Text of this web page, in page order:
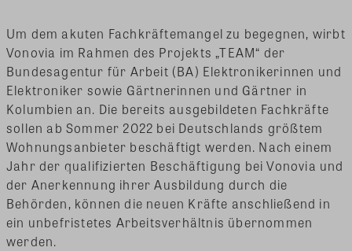
Um dem akuten Fachkräftemangel zu begegnen, wirbt
Vonovia im Rahmen des Projekts „TEAM“ der
Bundesagentur für Arbeit (BA) Elektronikerinnen und
Elektroniker sowie Gärtnerinnen und Gärtner in
Kolumbien an. Die bereits ausgebildeten Fachkräfte
sollen ab Sommer 2022 bei Deutschlands größtem
Wohnungsanbieter beschäftigt werden. Nach einem
Jahr der qualifizierten Beschäftigung bei Vonovia und
der Anerkennung ihrer Ausbildung durch die
Behörden, können die neuen Kräfte anschließend in
ein unbefristetes Arbeitsverhältnis übernommen
werden.